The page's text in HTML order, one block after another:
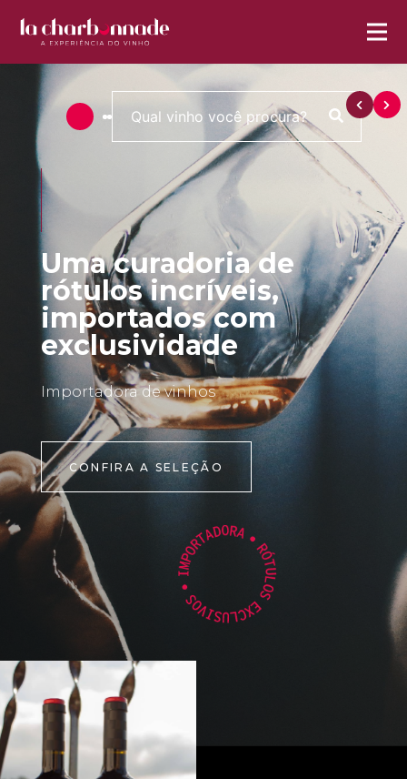
Uma curadoria de
rótulos incríveis,
importados com
exclusividade
Importadora de vinhos
CONFIRA A SELEÇÃO